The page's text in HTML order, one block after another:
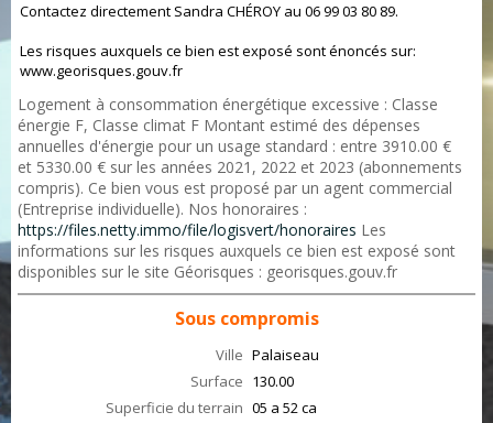
Contactez directement Sandra CHÉROY au 06 99 03 80 89.
Les risques auxquels ce bien est exposé sont énoncés sur:
www.georisques.gouv.fr
Logement à consommation énergétique excessive : Classe
énergie F, Classe climat F Montant estimé des dépenses
annuelles d'énergie pour un usage standard : entre 3910.00 €
et 5330.00 € sur les années 2021, 2022 et 2023 (abonnements
compris). Ce bien vous est proposé par un agent commercial
(Entreprise individuelle). Nos honoraires :
https://files.netty.immo/file/logisvert/honoraires Les
informations sur les risques auxquels ce bien est exposé sont
disponibles sur le site Géorisques : georisques.gouv.fr
Sous compromis
Ville Palaiseau
Surface 130.00
Superficie du terrain 05 a 52 ca